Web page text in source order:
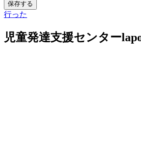
保存する
行った
児童発達支援センター